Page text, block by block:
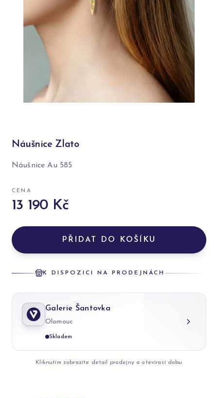
Náušnice Zlato
Náušnice Au 585
CENA
13 190 Kč
PŘIDAT DO KOŠÍKU
K DISPOZICI NA PRODEJNÁCH
Galerie Šantovka
Olomouc
Skladem
Kliknutím zobrazíte detail prodejny a otevírací dobu